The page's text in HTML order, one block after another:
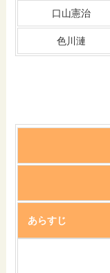
口山憲治
色川漣
あらすじ